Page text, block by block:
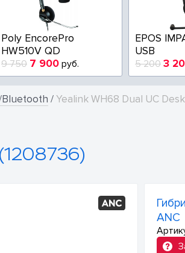
Poly EncorePro
HW510V QD
9 750 7 900 руб.
EPOS
USB
5 200 3
Bluetooth /Yealink WH68 Dual UC
(1208736)
ANC